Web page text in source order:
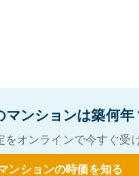
マンションは築何年
オンラインで今すぐ受
ンションの時価を知る